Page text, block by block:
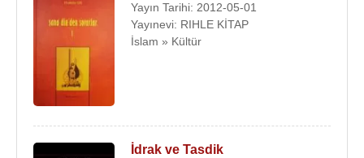
Yayın Tarihi: 2012-05-01
Yayınevi: RIHLE KİTAP
İslam » Kültür
İdrak ve Tasdik